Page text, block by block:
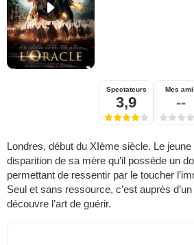
Spectateurs
3,9
Mes
--
Londres, début du XIème siècle. Le
disparition de sa mère qu’il possède un
permettant de ressentir par le toucher
Seul et sans ressource, c’est auprès
découvre l’art de guérir.